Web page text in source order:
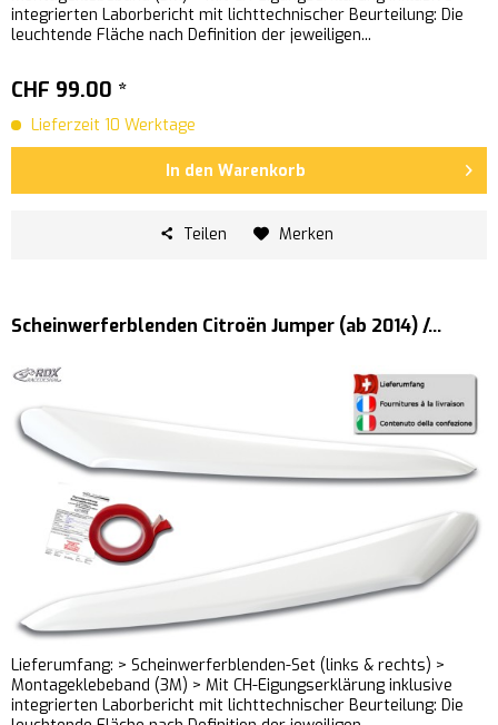
integrierten Laborbericht mit lichttechnischer Beurteilung: Die
leuchtende Fläche nach Definition der jeweiligen...
CHF 99.00 *
Lieferzeit 10 Werktage
In den Warenkorb
Teilen Merken
Scheinwerferblenden Citroën Jumper (ab 2014) /...
Lieferumfang: > Scheinwerferblenden-Set (links & rechts) >
Montageklebeband (3M) > Mit CH-Eigungserklärung inklusive
integrierten Laborbericht mit lichttechnischer Beurteilung: Die